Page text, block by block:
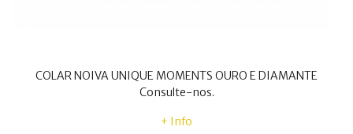
COLAR NOIVA UNIQUE MOMENTS OURO E DIAMANTE
Consulte-nos.
+ Info